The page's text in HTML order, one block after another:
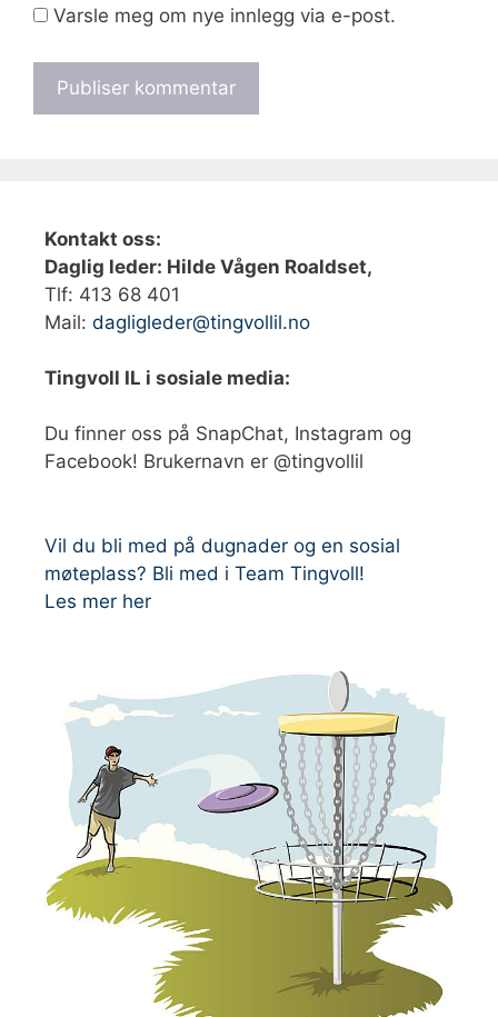
Varsle meg om nye innlegg via e-post.
Kontakt oss:
Daglig leder: Hilde Vågen Roaldset,
Tlf: 413 68 401‬
Mail: dagligleder@tingvollil.no
Tingvoll IL i sosiale media:
Du finner oss på SnapChat, Instagram og
Facebook! Brukernavn er @tingvollil
Vil du bli med på dugnader og en sosial
møteplass? Bli med i Team Tingvoll!
Les mer her